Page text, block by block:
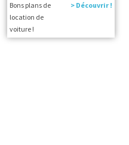
Bons plans de
location de
voiture !
> Découvrir !